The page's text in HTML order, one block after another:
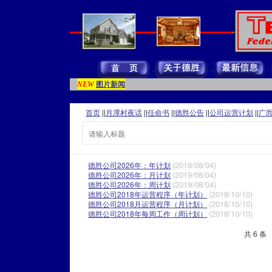
NEW 图片新闻
首页 ||月潭村夜话 ||任命书 ||德胜公告 ||公司运营计划 ||广
德胜公司2026年：年计划 (2019/08/04)
德胜公司2026年：月计划 (2019/08/04)
德胜公司2026年：周计划 (2019/08/04)
德胜公司2018年运营程序（年计划） (2018/10/10)
德胜公司2018月运营程序（月计划） (2018/10/10)
德胜公司2018年每周工作（周计划） (2018/10/10)
共 6 条